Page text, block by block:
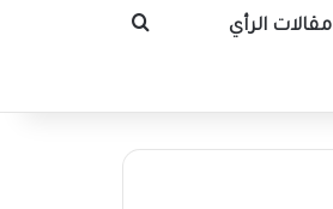
مقالات الرأي بحث عن